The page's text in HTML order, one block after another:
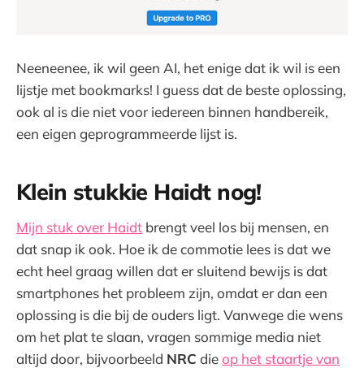
Neeneenee, ik wil geen AI, het enige dat ik wil is een
lijstje met bookmarks! I guess dat de beste oplossing,
ook al is die niet voor iedereen binnen handbereik,
een eigen geprogrammeerde lijst is.
Klein stukkie Haidt nog!
Mijn stuk over Haidt brengt veel los bij mensen, en
dat snap ik ook. Hoe ik de commotie lees is dat we
echt heel graag willen dat er sluitend bewijs is dat
smartphones het probleem zijn, omdat er dan een
oplossing is die bij de ouders ligt. Vanwege die wens
om het plat te slaan, vragen sommige media niet
altijd door, bijvoorbeeld NRC dieop het staartje van